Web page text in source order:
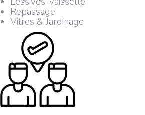
Repassage
Vitres & Jardinage